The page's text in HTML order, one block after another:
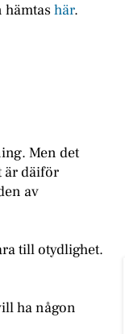
hämtashär.
Men det
är däiför
av
till otydlighet.
ha någon